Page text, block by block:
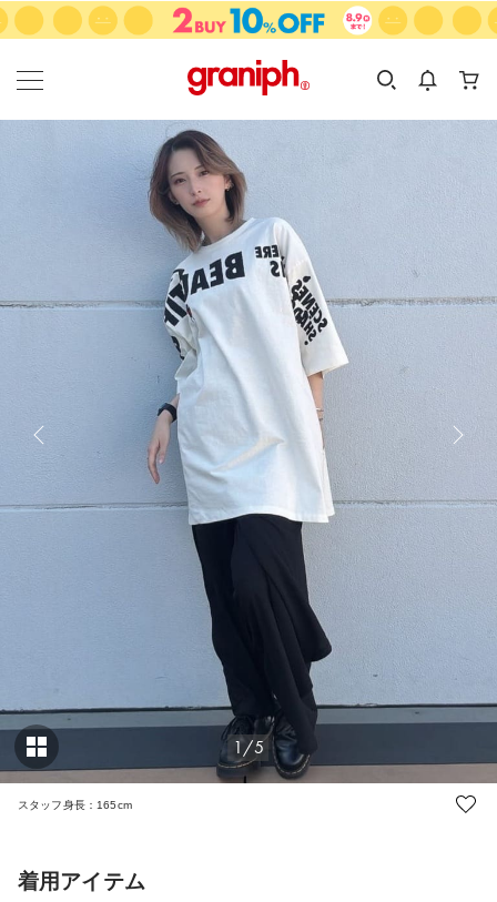
カテゴリーから探す
KIDS
カテゴリ
サイズ
1/5
スタッフ身長：165cm
着用アイテム